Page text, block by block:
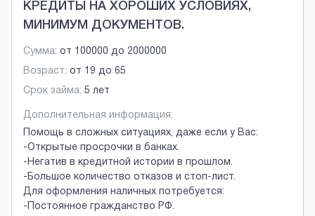
КРЕДИТЫ НА ХОРОШИХ УСЛОВИЯХ,
МИНИМУМ ДОКУМЕНТОВ.
Сумма: от 100000 до 2000000
Возраст: от 19 до 65
Срок займа: 5 лет
Дополнительная информация:
Помощь в сложных ситуациях, даже если у Вас:
-Открытые просрочки в банках.
-Негатив в кредитной истории в прошлом.
-Большое количество отказов и стоп-лист.
Для оформления наличных потребуется:
-Постоянное гражданство РФ.